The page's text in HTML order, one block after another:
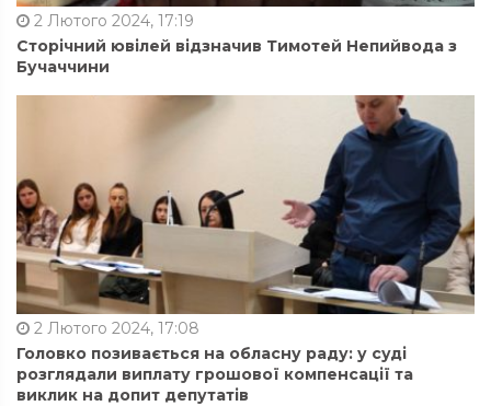
2 Лютого 2024, 17:19
Сторічний ювілей відзначив Тимотей Непийвода з
Бучаччини
2 Лютого 2024, 17:08
Головко позивається на обласну раду: у суді
розглядали виплату грошової компенсації та
виклик на допит депутатів